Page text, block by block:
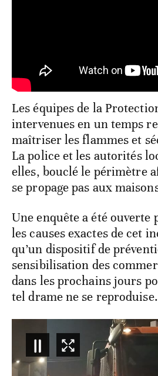
Les équipes de la
intervenues en un temps
maîtriser les flammes et
La police et les autorités
elles, bouclé le périmètre
se propage pas aux
Une enquête a été
les causes exactes de cet
qu’un dispositif de
sensibilisation des
dans les prochains jours
tel drame ne se reproduise.